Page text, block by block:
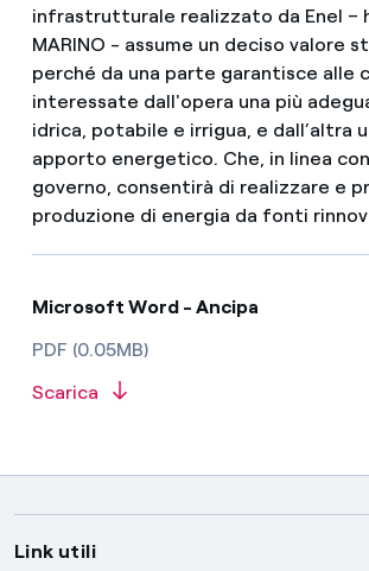
infrastrutturale realizzato da Enel –
MARINO - assume un deciso valore
perché da una parte garantisce alle
interessate dall'opera una più
idrica, potabile e irrigua, e dall’altra
apporto energetico. Che, in linea
governo, consentirà di realizzare e
produzione di energia da fonti
Microsoft Word - Ancipa
PDF (0.05MB)
Scarica
Link utili